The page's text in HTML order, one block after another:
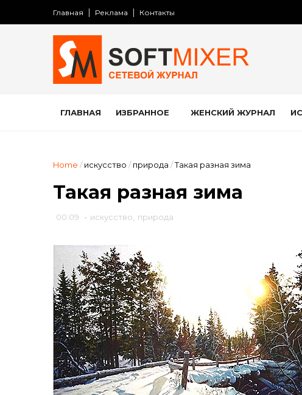
Главная Реклама Контакты
ГЛАВНАЯ ИЗБРАННОЕ ЖЕНСКИЙ ЖУРНАЛ
Home / искусство / природа /Такая разная зима
Такая разная зима
00:09 - искусство природа